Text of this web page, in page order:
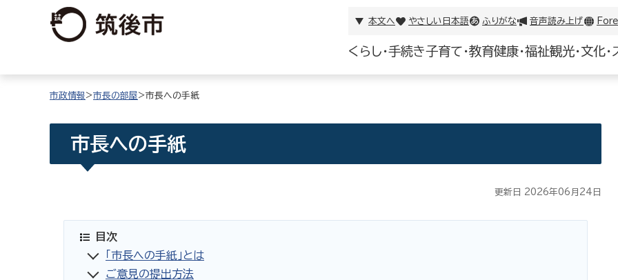
本文へ やさしい日本語 ふりがな 音声読み上げ
くらし・手続き子育て・教育健康・福祉観光・文化
市政情報>市長の部屋>市長への手紙
市長への手紙
更新日 2026年06月24日
目次
「市長への手紙」とは
ご意見の提出方法